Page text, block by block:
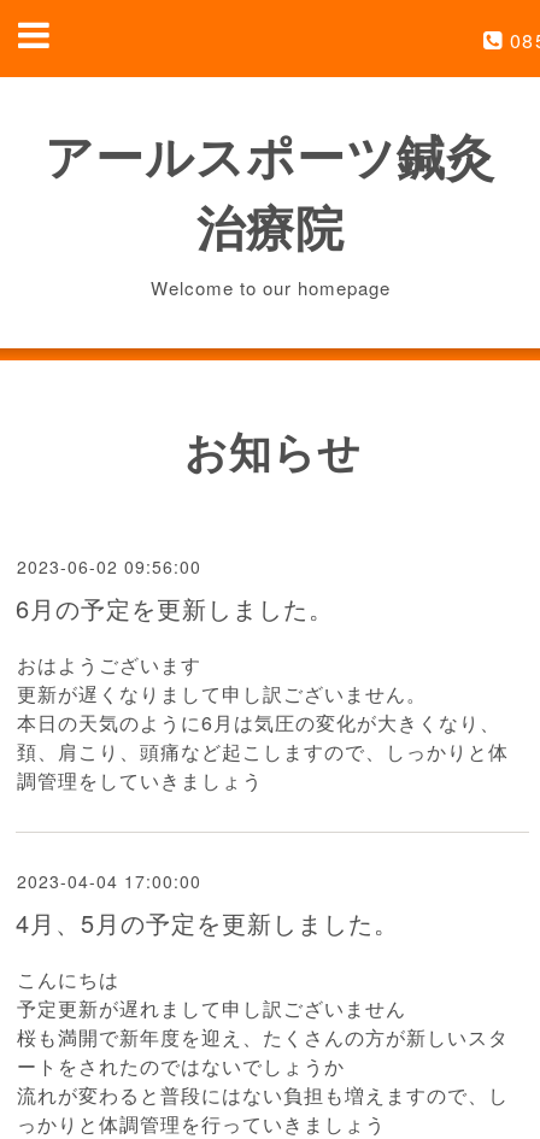
アールスポーツ鍼灸
治療院
Welcome to our homepage
お知らせ
2023-06-02 09:56:00
6月の予定を更新しました。
おはようございます
更新が遅くなりまして申し訳ございません。
本日の天気のように6月は気圧の変化が大きくなり、
頚、肩こり、頭痛など起こしますので、しっかりと体
調管理をしていきましょう
2023-04-04 17:00:00
4月、5月の予定を更新しました。
こんにちは
予定更新が遅れまして申し訳ございません
桜も満開で新年度を迎え、たくさんの方が新しいスタ
ートをされたのではないでしょうか
流れが変わると普段にはない負担も増えますので、し
っかりと体調管理を行っていきましょう